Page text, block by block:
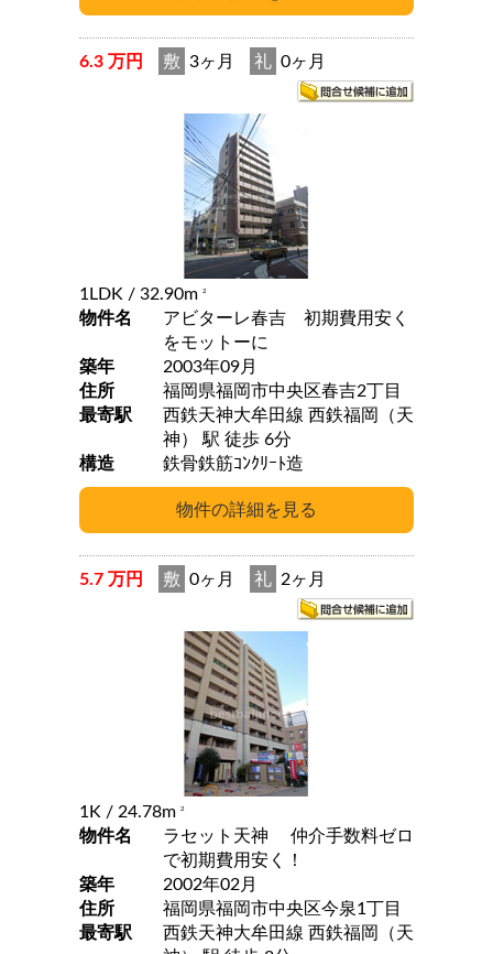
6.3 万円 敷 3ヶ月 礼 0ヶ月
1LDK / 32.90m 2
物件名
アビターレ春吉 初期費用安く
をモットーに
築年
2003年09月
住所
福岡県福岡市中央区春吉2丁目
最寄駅
西鉄天神大牟田線 西鉄福岡（天
神） 駅 徒歩 6分
構造
鉄骨鉄筋ｺﾝｸﾘｰﾄ造
5.7 万円 敷 0ヶ月 礼 2ヶ月
1K / 24.78m 2
物件名
ラセット天神 仲介手数料ゼロ
で初期費用安く！
築年
2002年02月
住所
福岡県福岡市中央区今泉1丁目
最寄駅
西鉄天神大牟田線 西鉄福岡（天